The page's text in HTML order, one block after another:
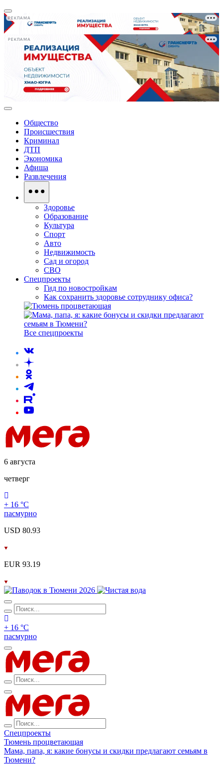
РЕКЛАМА
РЕКЛАМА
Общество
Происшествия
Криминал
ДТП
Экономика
Афиша
Развлечения
Здоровье
Образование
Культура
Спорт
Авто
Недвижимость
Сад и огород
СВО
Спецпроекты
Гид по новостройкам
Как сохранить здоровье сотруднику офиса?
Все спецпроекты
6 августа
четверг
+ 16 °С
пасмурно
USD 80.93
EUR 93.19
+ 16 °С
пасмурно
Спецпроекты
Тюмень процветающая
Мама, папа, я: какие бонусы и скидки предлагают семьям в
Тюмени?